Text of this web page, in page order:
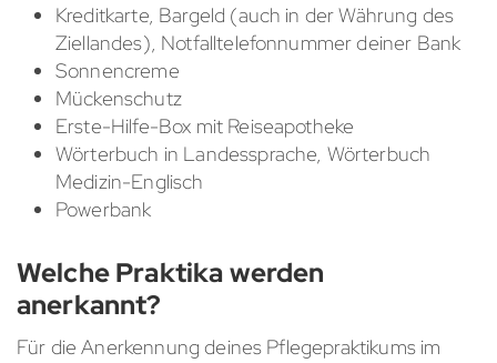
Kreditkarte, Bargeld (auch in der Währung des
Ziellandes), Notfalltelefonnummer deiner Bank
Sonnencreme
Mückenschutz
Erste-Hilfe-Box mit Reiseapotheke
Wörterbuch in Landessprache, Wörterbuch
Medizin-Englisch
Powerbank
Welche Praktika werden
anerkannt?
Für die Anerkennung deines Pflegepraktikums im